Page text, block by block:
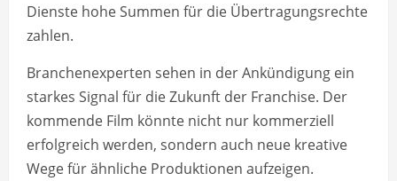
Dienste hohe Summen für die Übertragungsrechte
zahlen.
Branchenexperten sehen in der Ankündigung ein
starkes Signal für die Zukunft der Franchise. Der
kommende Film könnte nicht nur kommerziell
erfolgreich werden, sondern auch neue kreative
Wege für ähnliche Produktionen aufzeigen.